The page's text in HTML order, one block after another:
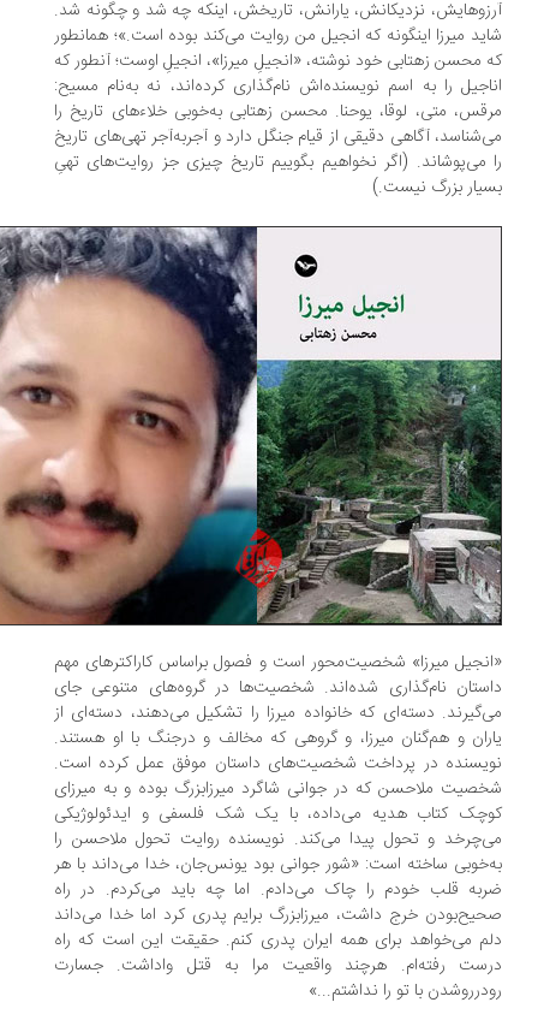
نزدیکانش، یارانش، تاریخش، اینکه چه شد و چگونه شد.
میرزا اینگونه که انجیل من روایت می‌کند بوده است.»؛ همانطور
محسن زهتابی خود نوشته، «انجیلِ میرزا»، انجیلِ اوست؛ آنطور ‌که
را به اسم نویسنده‌اش نام‌گذاری کرده‌اند، نه به‌نام مسیح:
متی، لوقا، یوحنا. محسن زهتابی به‌خوبی خلاء‌های تاریخ را
آگاهی دقیقی از قیام جنگل دارد و آجربه‌آجر تهی‌های تاریخ
می‌پوشاند. (اگر نخواهیم بگوییم تاریخ چیزی جز روایت‌های تهیِ
بزرگ نیست.)
میرزا» شخصیت‌محور است و فصول براساس کاراکتر‌های مهم
نام‌گذاری شده‌اند. شخصیت‌ها در گروه‌های متنوعی جای
دسته‌ای که خانواده‌ میرزا را تشکیل می‌دهند، دسته‌ای از
و هم‌گنان میرزا، و گروهی که مخالف و درجنگ با او هستند.
در پرداخت شخصیت‌های داستان موفق عمل کرده است.
ملاحسن که در جوانی شاگرد میرزابزرگ بوده و به میرزای
کتاب هدیه می‌داده، با یک شک فلسفی و ایدئولوژیکی
و تحول پیدا می‌کند. نویسنده روایت تحول ملاحسن را
ساخته است: «شور جوانی بود یونس‌جان، خدا می‌داند با هر
قلب خودم را چاک می‌دادم. اما چه باید می‌کردم. در راه
خرج داشت، میرزابزرگ برایم پدری کرد اما خدا می‌داند
می‌خواهد برای همه‌ ایران پدری کنم. حقیقت این است که راه
رفته‌ام. هرچند واقعیت مرا به قتل واداشت. جسارت
با تو را نداشتم...»